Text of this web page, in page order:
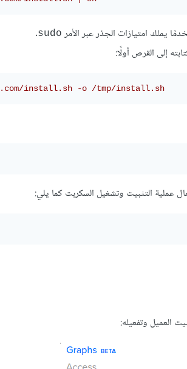
يملك امتيازات الجذر عبر الأمر sudo
.
إلى القرص أولًا:
.com/install.sh -o /tmp/install.sh
عملية التثبيت وتشغيل السكربت كما يلي: